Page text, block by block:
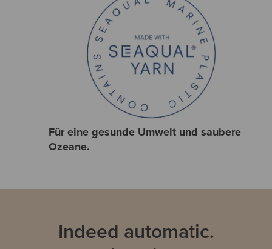
Für eine gesunde Umwelt und saubere
Ozeane.
Indeed automatic.